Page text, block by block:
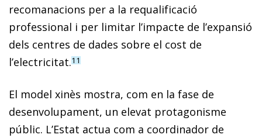
recomanacions per a la requalificació
professional i per limitar l’impacte de l’expansió
dels centres de dades sobre el cost de
l’electricitat.11
El model xinès mostra, com en la fase de
desenvolupament, un elevat protagonisme
públic. L’Estat actua com a coordinador de